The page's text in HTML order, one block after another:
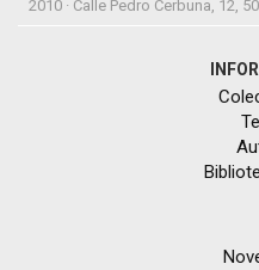
2010 · Calle Pedro Cerbuna, 12,